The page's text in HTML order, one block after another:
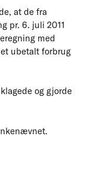
at de fra
pr. 6. juli 2011
med
ubetalt forbrug
og gjorde